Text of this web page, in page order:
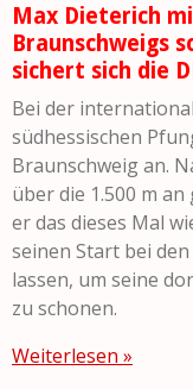
Max Dieterich
Braunschweigs
sichert sich die
Bei der
südhessischen
Braunschweig an.
über die 1.500 m
er das dieses Mal
seinen Start bei
lassen, um seine
zu schonen.
Weiterlesen »